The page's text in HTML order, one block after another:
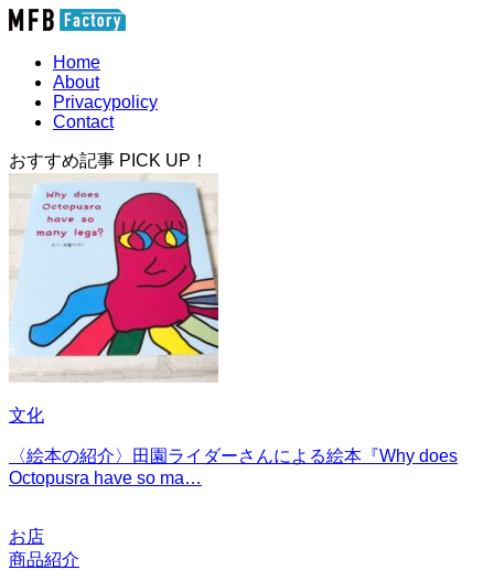
Home
About
Privacypolicy
Contact
おすすめ記事 PICK UP！
文化
〈絵本の紹介〉田園ライダーさんによる絵本『Why does
Octopusra have so ma…
お店
商品紹介